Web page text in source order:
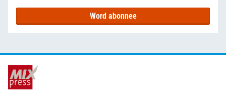
Word abonnee